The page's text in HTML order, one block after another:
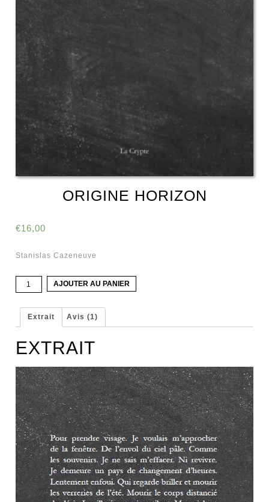
ORIGINE HORIZON
€16,00
Stanislas Cazeneuve
quantité
de
Horizon
AJOUTER AU PANIER
Extrait Avis (1)
EXTRAIT